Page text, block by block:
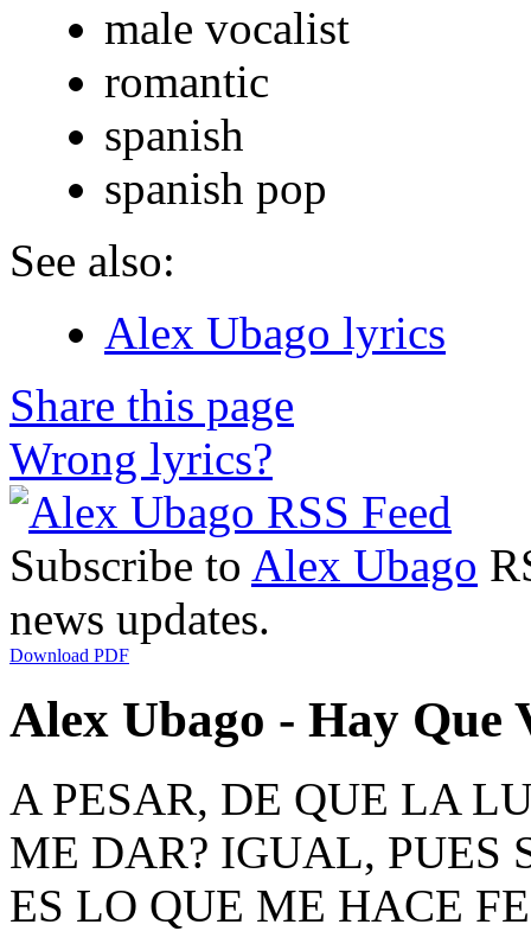
male vocalist
romantic
spanish
spanish pop
See also:
Alex Ubago lyrics
Share this page
Wrong lyrics?
Subscribe to Alex Ubago
news updates.
Download PDF
Alex Ubago - Hay Que
A PESAR, DE QUE LA
ME DAR? IGUAL, PUES
ES LO QUE ME HACE